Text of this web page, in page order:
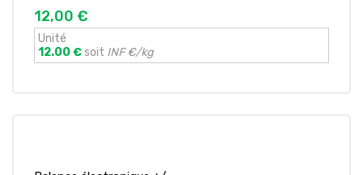
12,00 €
Unité
12.00 €soit INF €/kg